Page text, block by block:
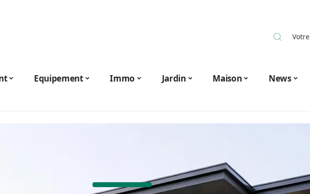
Equipement Immo Jardin Maison News